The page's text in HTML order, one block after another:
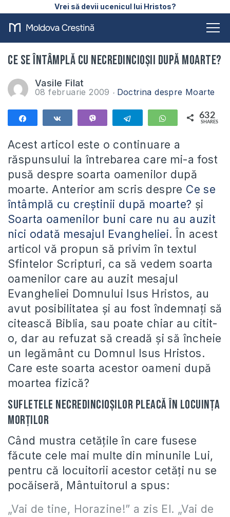
Vrei să devii ucenicul lui Hristos?
Ce se întâmplă cu necredincioşii după moarte?
Vasile Filat
08 februarie 2009 Doctrina despre Moarte
Telegram WhatsApp
632
SHARES
Acest articol este o continuare a
răspunsului la întrebarea care mi-a fost
pusă despre soarta oamenilor după
moarte. Anterior am scris despre Ce se
întâmplă cu creştinii după moarte? şi
Soarta oamenilor buni care nu au auzit
nici odată mesajul Evangheliei. În acest
articol vă propun să privim în textul
Sfintelor Scripturi, ca să vedem soarta
oamenilor care au auzit mesajul
Evangheliei Domnului Isus Hristos, au
avut posibilitatea şi au fost îndemnaţi să
citească Biblia, sau poate chiar au citit-
o, dar au refuzat să creadă şi să încheie
un legământ cu Domnul Isus Hristos.
Care este soarta acestor oameni după
moartea fizică?
Sufletele necredincioşilor pleacă în Locuinţa
morţilor
Când mustra cetăţile în care fusese
făcute cele mai multe din minunile Lui,
pentru că locuitorii acestor cetăţi nu se
pocăiseră, Mântuitorul a spus:
„Vai de tine, Horazine!” a zis El. „Vai de